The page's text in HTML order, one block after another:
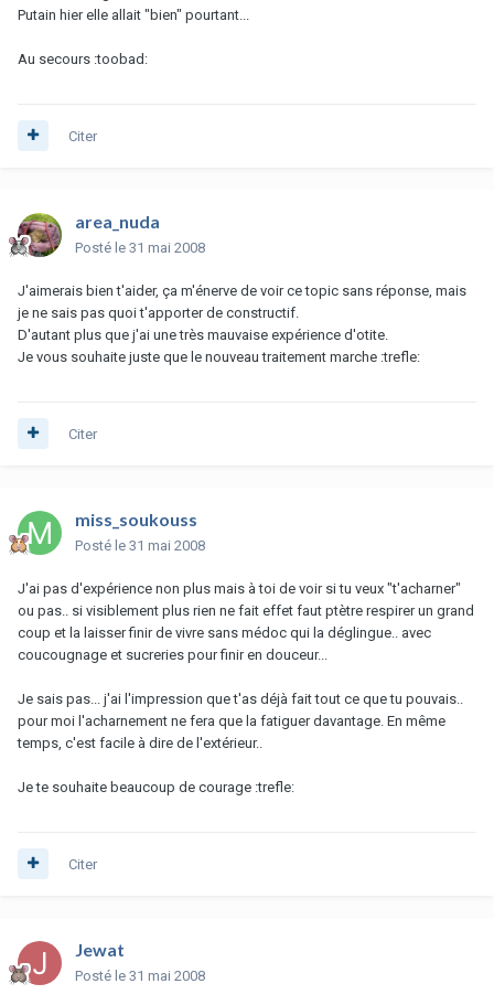
Putain hier elle allait "bien" pourtant...
Au secours :toobad:
Citer
area_nuda
Posté le 31 mai 2008
J'aimerais bien t'aider, ça m'énerve de voir ce topic sans réponse, mais
je ne sais pas quoi t'apporter de constructif.
D'autant plus que j'ai une très mauvaise expérience d'otite.
Je vous souhaite juste que le nouveau traitement marche :trefle:
Citer
miss_soukouss
Posté le 31 mai 2008
J'ai pas d'expérience non plus mais à toi de voir si tu veux "t'acharner"
ou pas.. si visiblement plus rien ne fait effet faut ptètre respirer un grand
coup et la laisser finir de vivre sans médoc qui la déglingue.. avec
coucougnage et sucreries pour finir en douceur...
Je sais pas... j'ai l'impression que t'as déjà fait tout ce que tu pouvais..
pour moi l'acharnement ne fera que la fatiguer davantage. En même
temps, c'est facile à dire de l'extérieur..
Je te souhaite beaucoup de courage :trefle:
Citer
Jewat
Posté le 31 mai 2008